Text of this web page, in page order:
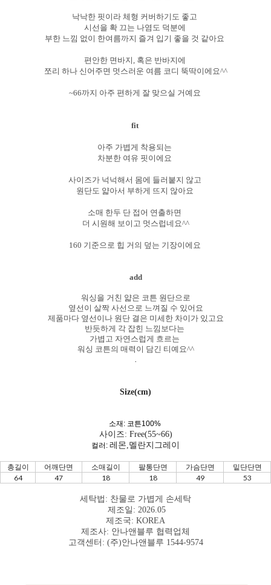
낙낙한 핏이라 체형 커버하기도 좋고
시선을 확 끄는 나염도 덕분에
부한 느낌 없이 한여름까지 즐겨 입기 좋을 것 같아요
편안한 면바지, 혹은 반바지에
쪼리 하나 신어주면 멋스러운 여름 코디 뚝딱이에요^^
~66까지 아주 편하게 잘 맞으실 거예요
fit
아주 가볍게 착용되는
차분한 여유 핏이에요
사이즈가 넉넉해서 몸에 들러붙지 않고
원단도 얇아서 부하게 뜨지 않아요
소매 한두 단 접어 연출하면
더 시원해 보이고 멋스럽네요^^
160 기준으로 힙 거의 덮는 기장이에요
add
워싱을 거친 얇은 코튼 원단으로
옆선이 살짝 사선으로 느껴질 수 있어요
제품마다 옆선이나 원단 결은 미세한 차이가 있고요
반듯하게 각 잡힌 느낌보다는
가볍고 자연스럽게 흐르는
워싱 코튼의 매력이 담긴 티예요^^
Size(cm)
소재: 코튼100%
사이즈: Free(55~66)
컬러: 레몬,멜란지그레이
총길이 어깨단면 소매길이 팔통단면 가슴단면
밑단단면
64
47 18 18 49 53
세탁법: 찬물로 가볍게 손세탁
제조일: 2026.05
제조국: KOREA
제조사: 안나앤블루 협력업체
고객센터: (주)안나앤블루 1544-9574